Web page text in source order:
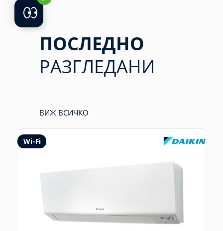
ПОСЛЕДНО
РАЗГЛЕДАНИ
ВИЖ ВСИЧКО
Wi-Fi